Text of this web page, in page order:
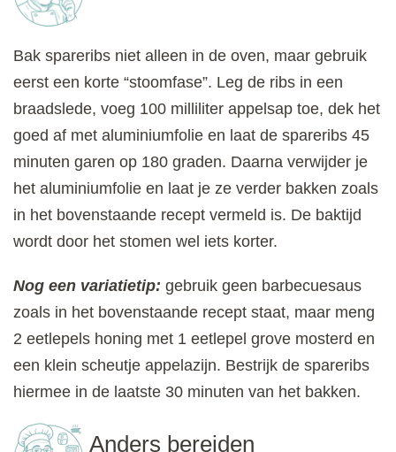
Bak spareribs niet alleen in de oven, maar gebruik
eerst een korte “stoomfase”. Leg de ribs in een
braadslede, voeg 100 milliliter appelsap toe, dek het
goed af met aluminiumfolie en laat de spareribs 45
minuten garen op 180 graden. Daarna verwijder je
het aluminiumfolie en laat je ze verder bakken zoals
in het bovenstaande recept vermeld is. De baktijd
wordt door het stomen wel iets korter.
Nog een variatietip: gebruik geen barbecuesaus
zoals in het bovenstaande recept staat, maar meng
2 eetlepels honing met 1 eetlepel grove mosterd en
een klein scheutje appelazijn. Bestrijk de spareribs
hiermee in de laatste 30 minuten van het bakken.
Anders bereiden